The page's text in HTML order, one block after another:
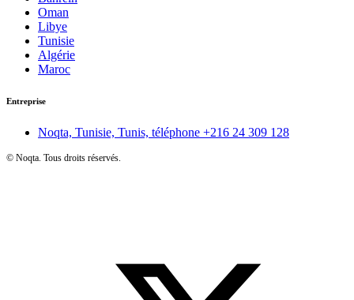
Oman
Libye
Tunisie
Algérie
Maroc
Entreprise
Noqta, Tunisie, Tunis, téléphone +216 24 309 128
© Noqta. Tous droits réservés.